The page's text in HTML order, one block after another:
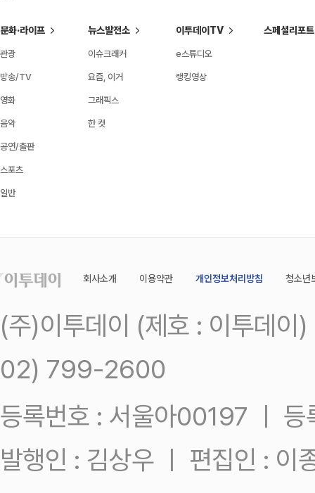
문화·라이프
관광
방송/TV
영화
음악
공연/출판
스포츠
일반
뉴스발전소
이슈크래커
요즘, 이거
그래픽스
한 컷
이투데이TV
e스튜디오
랭킹영상
스페셜리포트
회사소개 이용약관 개인정보처리방침 청소년
(주)이투데이 (제호 : 이투데
02) 799-2600
등록번호 : 서울아00197 ㅣ
발행인 : 김상우 ㅣ 편집인 : 이